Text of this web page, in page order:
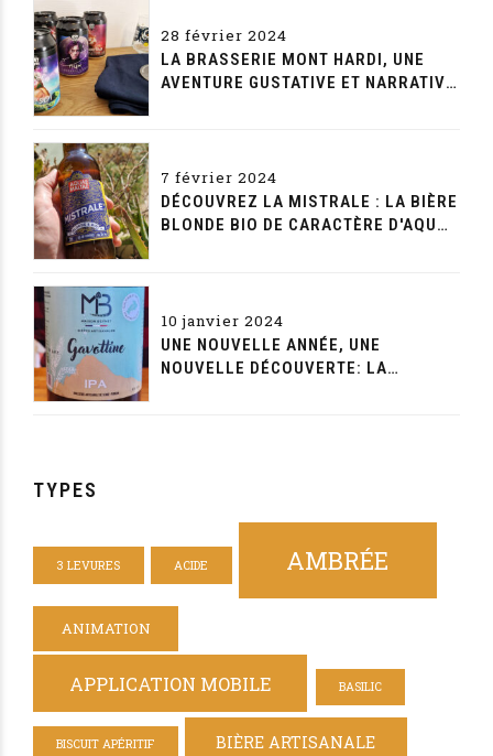
28 février 2024
LA BRASSERIE MONT HARDI, UNE
AVENTURE GUSTATIVE ET NARRATIVE
7 février 2024
DÉCOUVREZ LA MISTRALE : LA BIÈRE
BLONDE BIO DE CARACTÈRE D'AQUAE
10 janvier 2024
UNE NOUVELLE ANNÉE, UNE
NOUVELLE DÉCOUVERTE: LA
TYPES
3 LEVURES ACIDE AMBRÉE
ANIMATION
APPLICATION MOBILE BASILIC
BISCUIT APÉRITIF BIÈRE ARTISANALE